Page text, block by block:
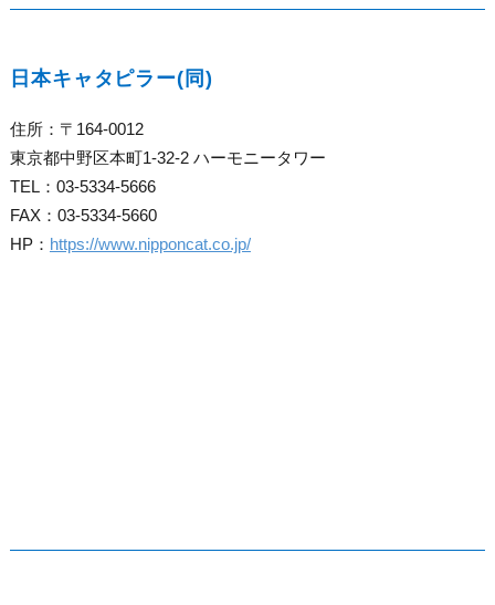
日本キャタピラー(同)
住所：〒164-0012
東京都中野区本町1-32-2 ハーモニータワー
TEL：03-5334-5666
FAX：03-5334-5660
HP： https://www.nipponcat.co.jp/